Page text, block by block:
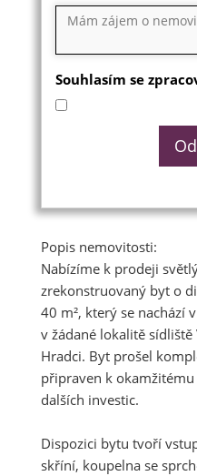
Souhlasím se
Popis nemovitosti:
Nabízíme k prodeji
zrekonstruovaný byt o
40 m², který se nachází
v žádané lokalitě sídliště
Hradci. Byt prošel
připraven k
dalších investic.
Dispozici bytu tvoří
skříní, koupelna se